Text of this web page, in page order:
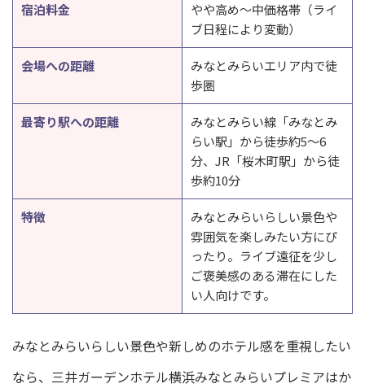
宿泊料金
やや高め〜中価格帯（ライ
ブ日程により変動）
会場への距離
みなとみらいエリア内で徒
歩圏
最寄り駅への距離
みなとみらい線「みなとみ
らい駅」から徒歩約5〜6
分、JR「桜木町駅」から徒
歩約10分
特徴
みなとみらいらしい景色や
雰囲気を楽しみたい方にぴ
ったり。ライブ遠征を少し
ご褒美感のある滞在にした
い人向けです。
みなとみらいらしい景色や新しめのホテル感を重視したい
なら、三井ガーデンホテル横浜みなとみらいプレミアはか